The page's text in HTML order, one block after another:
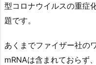
型コロナウイルスの重症
題です。
あくまでファイザー社の
mRNAは含まれておらず